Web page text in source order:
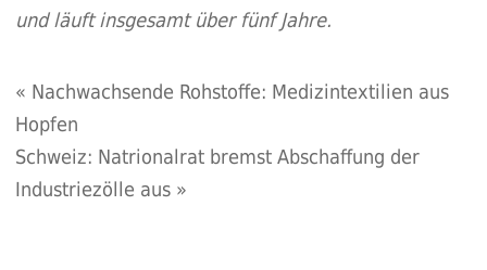
und läuft insgesamt über fünf Jahre.
« Nachwachsende Rohstoffe: Medizintextilien aus
Hopfen
Schweiz: Natrionalrat bremst Abschaffung der
Industriezölle aus»